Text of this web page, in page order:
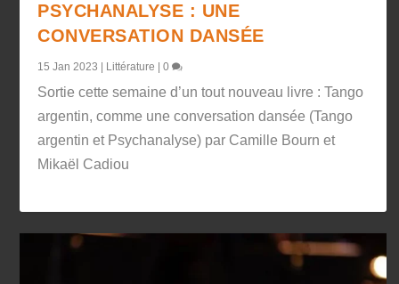
PSYCHANALYSE : UNE
CONVERSATION DANSÉE
15 Jan 2023 Littérature |0
Sortie cette semaine d’un tout nouveau livre : Tango
argentin, comme une conversation dansée (Tango
argentin et Psychanalyse) par Camille Bourn et
Mikaël Cadiou